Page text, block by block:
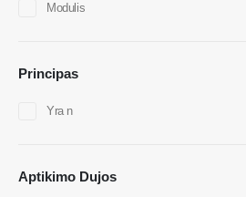
Modulis
Principas
Yra n
Aptikimo Dujos
Wechat: 18569903598
Karšti produktai